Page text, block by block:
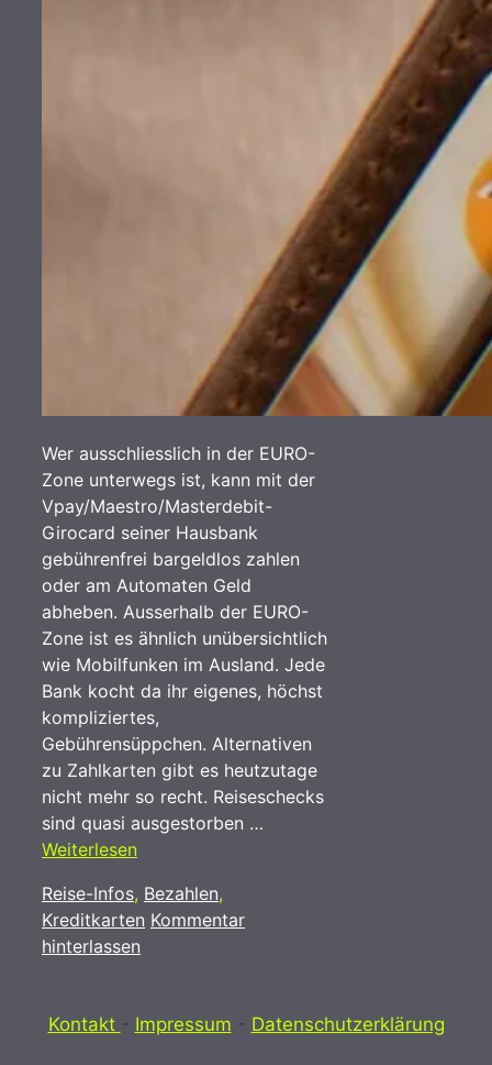
Wer ausschliesslich in der EURO-
Zone unterwegs ist, kann mit der
Vpay/Maestro/Masterdebit-
Girocard seiner Hausbank
gebührenfrei bargeldlos zahlen
oder am Automaten Geld
abheben. Ausserhalb der EURO-
Zone ist es ähnlich unübersichtlich
wie Mobilfunken im Ausland. Jede
Bank kocht da ihr eigenes, höchst
kompliziertes,
Gebührensüppchen. Alternativen
zu Zahlkarten gibt es heutzutage
nicht mehr so recht. Reiseschecks
sind quasi ausgestorben …
Weiterlesen
Kategorien
Reise-Infos, Bezahlen,
Kreditkarten Kommentar
hinterlassen
Kontakt - Impressum - Datenschutzerklärung